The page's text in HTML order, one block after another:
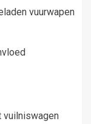
vuurwapen
vuilniswagen